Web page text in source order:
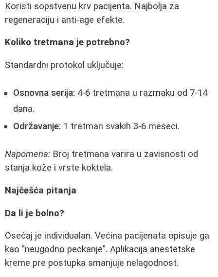
Koristi sopstvenu krv pacijenta. Najbolja za
regeneraciju i anti-age efekte.
Koliko tretmana je potrebno?
Standardni protokol uključuje:
Osnovna serija: 4-6 tretmana u razmaku od 7-14
dana.
Održavanje: 1 tretman svakih 3-6 meseci.
Napomena: Broj tretmana varira u zavisnosti od
stanja kože i vrste koktela.
Najčešća pitanja
Da li je bolno?
Osećaj je individualan. Većina pacijenata opisuje ga
kao "neugodno peckanje". Aplikacija anestetske
kreme pre postupka smanjuje nelagodnost.